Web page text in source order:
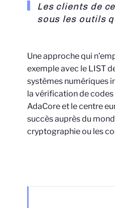
Les clients de
sous les outils
Une approche qui
exemple avec le LIST
systèmes numériques
la vérification de codes
AdaCore et le centre
succès auprès du
cryptographie ou les